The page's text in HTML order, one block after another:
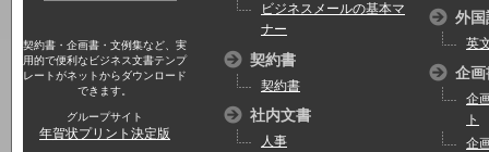
契約書・企画書・文例集など、実
用的で便利なビジネス文書テンプ
レートがネットからダウンロード
できます。
グループサイト
年賀状プリント決定版
ビジネスメールの基本マ
ナー
契約書
契約書
社内文書
人事
外国
英
企画
企
ト
企